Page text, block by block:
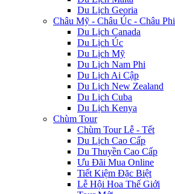
Du Lịch Georia
Châu Mỹ - Châu Úc - Châu Phi
Du Lịch Canada
Du Lịch Úc
Du Lịch Mỹ
Du Lịch Nam Phi
Du Lịch Ai Cập
Du Lịch New Zealand
Du Lịch Cuba
Du Lịch Kenya
Chùm Tour
Chùm Tour Lễ - Tết
Du Lịch Cao Cấp
Du Thuyền Cao Cấp
Ưu Đãi Mua Online
Tiết Kiệm Đặc Biệt
Lễ Hội Hoa Thế Giới